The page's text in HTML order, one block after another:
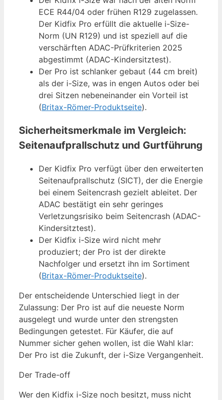
ECE R44/04 oder frühen R129 zugelassen.
Der Kidfix Pro erfüllt die aktuelle i-Size-
Norm (UN R129) und ist speziell auf die
verschärften ADAC-Prüfkriterien 2025
abgestimmt (ADAC-Kindersitztest).
Der Pro ist schlanker gebaut (44 cm breit)
als der i-Size, was in engen Autos oder bei
drei Sitzen nebeneinander ein Vorteil ist
(Britax-Römer-Produktseite).
Sicherheitsmerkmale im Vergleich:
Seitenaufprallschutz und Gurtführung
Der Kidfix Pro verfügt über den erweiterten
Seitenaufprallschutz (SICT), der die Energie
bei einem Seitencrash gezielt ableitet. Der
ADAC bestätigt ein sehr geringes
Verletzungsrisiko beim Seitencrash (ADAC-
Kindersitztest).
Der Kidfix i-Size wird nicht mehr
produziert; der Pro ist der direkte
Nachfolger und ersetzt ihn im Sortiment
(Britax-Römer-Produktseite).
Der entscheidende Unterschied liegt in der
Zulassung: Der Pro ist auf die neueste Norm
ausgelegt und wurde unter den strengsten
Bedingungen getestet. Für Käufer, die auf
Nummer sicher gehen wollen, ist die Wahl klar:
Der Pro ist die Zukunft, der i-Size Vergangenheit.
Der Trade-off
Wer den Kidfix i-Size noch besitzt, muss nicht